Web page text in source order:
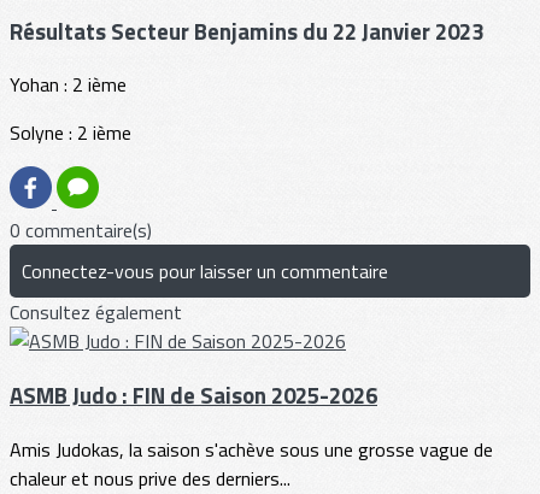
Résultats Secteur Benjamins du 22 Janvier 2023
Yohan : 2 ième
Solyne : 2 ième
0 commentaire(s)
Connectez-vous pour laisser un commentaire
Consultez également
ASMB Judo : FIN de Saison 2025-2026
Amis Judokas, la saison s'achève sous une grosse vague de
chaleur et nous prive des derniers...